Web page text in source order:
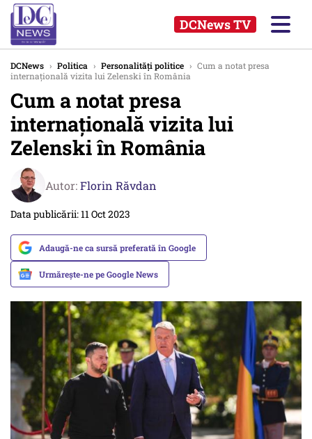
DCNews TV
DCNews › Politica › Personalități politice › Cum a notat presa
internațională vizita lui Zelenski în România
Cum a notat presa
internațională vizita lui
Zelenski în România
Autor:Florin Răvdan
Data publicării: 11 Oct 2023
Adaugă-ne ca sursă preferată în Google
Urmărește-ne pe Google News